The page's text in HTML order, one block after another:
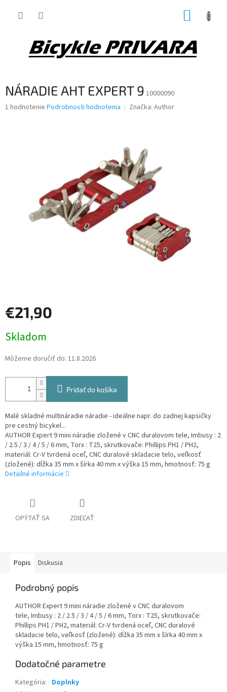
NÁRADIE AHT EXPERT 9 10000090
Priemerné
1 hodnotenie Podrobnosti hodnotenia Značka: Author
€21,90
cena:
Skladom
Môžeme doručiť do: 11.8.2026
Pridať do košíka
Malé skladné multináradie náradie - ideálne napr. do zadnej kapsičky
pre cestný bicykel...
AUTHOR Expert 9 mini náradie zložené v CNC duralovom tele, Imbusy : 2
/ 2.5 / 3 / 4 / 5 / 6 mm, Torx : T25, skrutkovače: Phillips PH1 / PH2,
materiál: Cr-V tvrdená oceľ, CNC duralové skladacie telo, veľkosť
(zložené): dĺžka 35 mm x šírka 40 mm x výška 15 mm, hmotnosť: 75 g
Detailné informácie
OPÝTAŤ SA ZDIEĽAŤ
Popis Diskusia
Podrobný popis
AUTHOR Expert 9 mini náradie zložené v CNC duralovom
tele, Imbusy : 2 / 2.5 / 3 / 4 / 5 / 6 mm, Torx : T25, skrutkovače:
Phillips PH1 / PH2, materiál: Cr-V tvrdená oceľ, CNC duralové
skladacie telo, veľkosť (zložené): dĺžka 35 mm x šírka 40 mm x
výška 15 mm, hmotnosť: 75 g
Dodatočné parametre
Kategória: Doplnky